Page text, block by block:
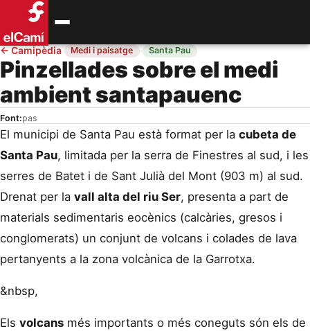
←Camipèdia· Medi i paisatge · Santa Pau
Pinzellades sobre el medi
ambient santapauenc
Font:pas
El municipi de Santa Pau està format per la cubeta de
Santa Pau, limitada per la serra de Finestres al sud, i les
serres de Batet i de Sant Julià del Mont (903 m) al sud.
Drenat per la vall alta del riu Ser, presenta a part de
materials sedimentaris eocènics (calcàries, gresos i
conglomerats) un conjunt de volcans i colades de lava
pertanyents a la zona volcànica de la Garrotxa.
&nbsp,
Els volcans més importants o més coneguts són els de